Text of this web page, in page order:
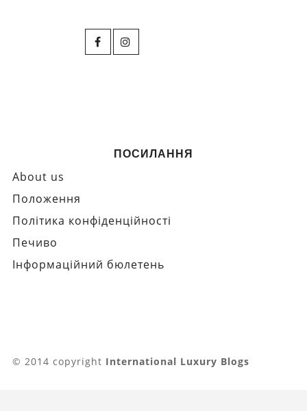
ПОСИЛАННЯ
About us
Положення
Політика конфіденційності
Печиво
Інформаційний бюлетень
© 2014 copyright International Luxury Blogs